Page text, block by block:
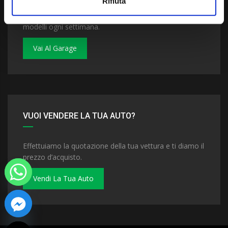
Dai un'occhiata al nostro garage. Troverai nuovi
modelli ogni settimana.
Vai Al Garage
VUOI VENDERE LA TUA AUTO?
Effettuiamo la quotazione della tua vettura e ti diamo il
prezzo d’acquisto.
Vendi La Tua Auto